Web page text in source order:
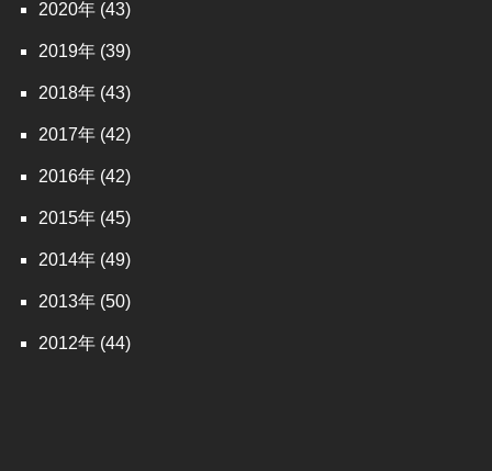
2020 (43)
2019 (39)
2018 (43)
2017 (42)
2016 (42)
2015 (45)
2014 (49)
2013 (50)
2012 (44)